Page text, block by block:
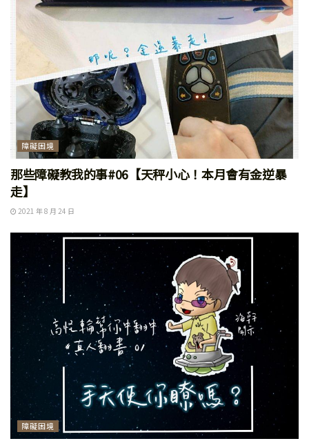
障礙困境
那些障礙教我的事#06【天秤小心！本月會有金逆暴
走】
2021 年 8 月 24 日
障礙困境